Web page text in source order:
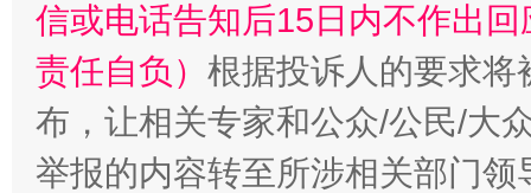
信或电话告知后15日内不作出
责任自负） 根据投诉人的要求将
布，让相关专家和公众/公民/大
举报的内容转至所涉相关部门